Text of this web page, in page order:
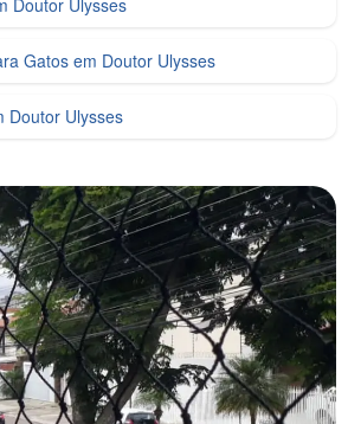
Doutor Ulysses
Gatos em Doutor Ulysses
Doutor Ulysses